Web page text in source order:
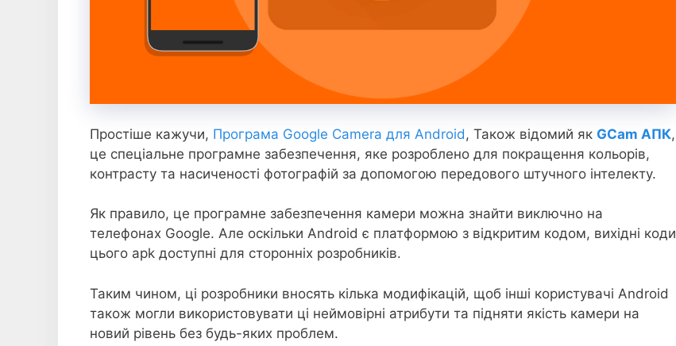
Простіше кажучи, Програма Google Camera для Android , Також відомий як GCam АПК,
це спеціальне програмне забезпечення, яке розроблено для покращення кольорів,
контрасту та насиченості фотографій за допомогою передового штучного інтелекту.
Як правило, це програмне забезпечення камери можна знайти виключно на
телефонах Google. Але оскільки Android є платформою з відкритим кодом, вихідні коди
цього apk доступні для сторонніх розробників.
Таким чином, ці розробники вносять кілька модифікацій, щоб інші користувачі Android
також могли використовувати ці неймовірні атрибути та підняти якість камери на
новий рівень без будь-яких проблем.